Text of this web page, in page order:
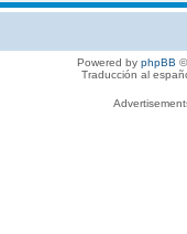
Powered by phpBB
Traducción al